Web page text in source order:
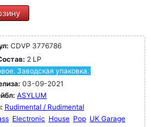
CDVP 3776786
2 LP
Заводская упаковка.
03-09-2021
ASYLUM
Rudimental / Rudimental
Electronic House Pop UK Garage